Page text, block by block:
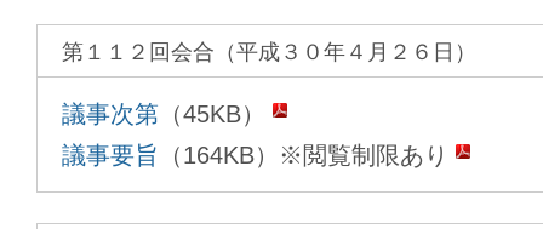
第１１２回会合（平成３０年４月２６日）
議事次第 （45KB）
議事要旨 （164KB）※閲覧制限あり